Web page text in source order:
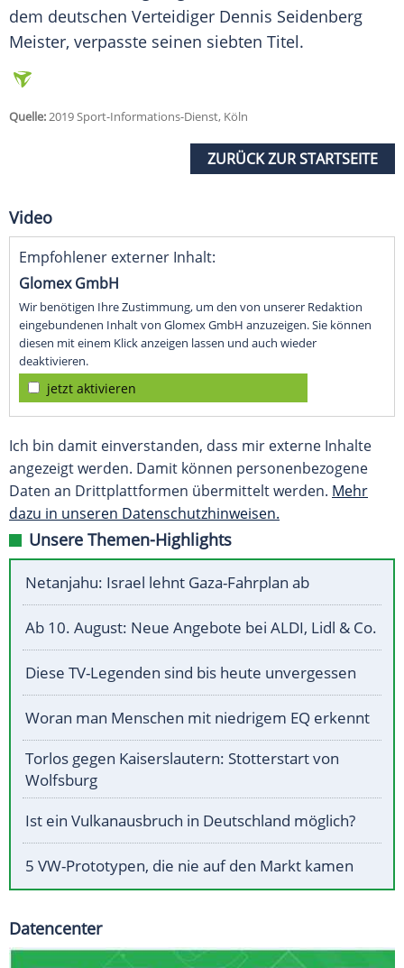
dem deutschen Verteidiger Dennis Seidenberg
Meister, verpasste seinen siebten Titel.
Quelle:2019 Sport-Informations-Dienst, Köln
ZURÜCK ZUR STARTSEITE
Video
Empfohlener externer Inhalt:
Glomex GmbH
Wir benötigen Ihre Zustimmung, um den von unserer Redaktion
eingebundenen Inhalt von Glomex GmbH anzuzeigen. Sie können
diesen mit einem Klick anzeigen lassen und auch wieder
deaktivieren.
jetzt aktivieren
Ich bin damit einverstanden, dass mir externe Inhalte
angezeigt werden. Damit können personenbezogene
Daten an Drittplattformen übermittelt werden. Mehr
dazu in unseren Datenschutzhinweisen.
Unsere Themen-Highlights
Netanjahu: Israel lehnt Gaza-Fahrplan ab
Ab 10. August: Neue Angebote bei ALDI, Lidl & Co.
Diese TV-Legenden sind bis heute unvergessen
Woran man Menschen mit niedrigem EQ erkennt
Torlos gegen Kaiserslautern: Stotterstart von
Wolfsburg
Ist ein Vulkanausbruch in Deutschland möglich?
5 VW-Prototypen, die nie auf den Markt kamen
Datencenter